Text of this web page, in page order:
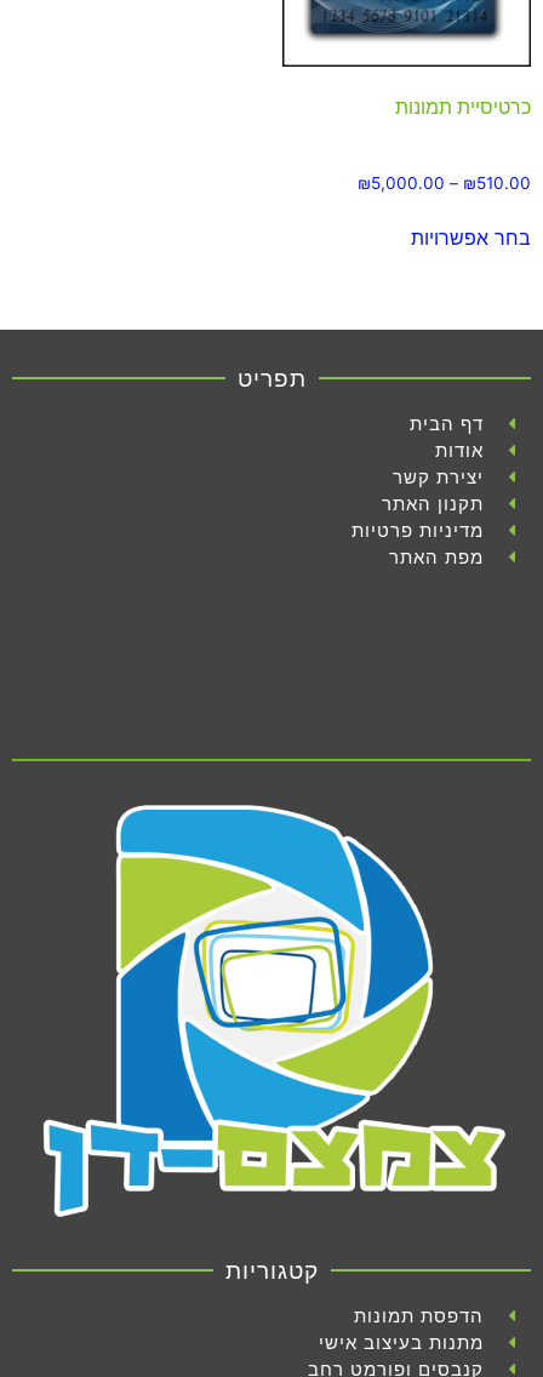
כרטיסיית תמונות
₪510.00
–
₪5,000.00
בחר אפשרויות
תפריט
דף הבית
אודות
יצירת קשר
תקנון האתר
מדיניות פרטיות
מפת האתר
קטגוריות
הדפסת תמונות
מתנות בעיצוב אישי
קנבסים ופורמט רחב